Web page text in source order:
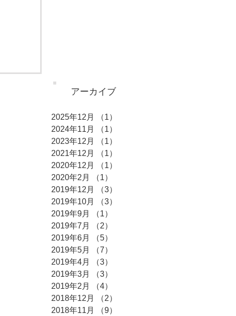
アーカイブ
2025年12月 （1）
2024年11月
（1）
2023年12月
（1）
2021年12月
（1）
2020年12月
（1）
2020年2月
（1）
2019年12月
（3）
2019年10月
（3）
2019年9月
（1）
2019年7月
（2）
2019年6月
（5）
2019年5月
（7）
2019年4月
（3）
2019年3月
（3）
2019年2月
（4）
2018年12月
（2）
2018年11月
（9）